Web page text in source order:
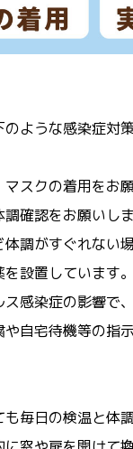
ような感染症対
マスクの着用をお
調確認をお願い
調がすぐれない
を設置していま
ス感染症の影響
自宅待機等の指
も毎日の検温と体